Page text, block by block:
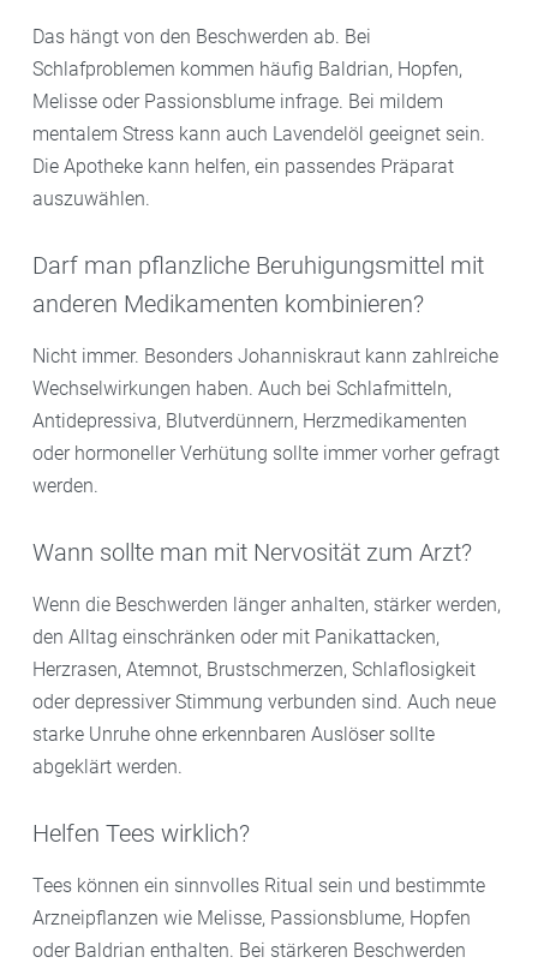
Das hängt von den Beschwerden ab. Bei
Schlafproblemen kommen häufig Baldrian, Hopfen,
Melisse oder Passionsblume infrage. Bei mildem
mentalem Stress kann auch Lavendelöl geeignet sein.
Die Apotheke kann helfen, ein passendes Präparat
auszuwählen.
Darf man pflanzliche Beruhigungsmittel mit
anderen Medikamenten kombinieren?
Nicht immer. Besonders Johanniskraut kann zahlreiche
Wechselwirkungen haben. Auch bei Schlafmitteln,
Antidepressiva, Blutverdünnern, Herzmedikamenten
oder hormoneller Verhütung sollte immer vorher gefragt
werden.
Wann sollte man mit Nervosität zum Arzt?
Wenn die Beschwerden länger anhalten, stärker werden,
den Alltag einschränken oder mit Panikattacken,
Herzrasen, Atemnot, Brustschmerzen, Schlaflosigkeit
oder depressiver Stimmung verbunden sind. Auch neue
starke Unruhe ohne erkennbaren Auslöser sollte
abgeklärt werden.
Helfen Tees wirklich?
Tees können ein sinnvolles Ritual sein und bestimmte
Arzneipflanzen wie Melisse, Passionsblume, Hopfen
oder Baldrian enthalten. Bei stärkeren Beschwerden